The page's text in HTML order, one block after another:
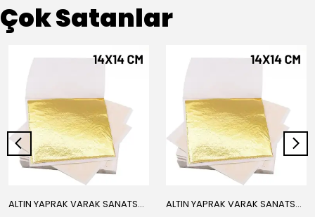
Çok Satanlar
ALTIN YAPRAK VARAK SANATSAL BÜYÜK BOY FOLYO EPOKSİ REÇİNE NAİL ART 16 ADET 14X14 CM ALTIN RENK ALTIN YAPRAK VARAK SANATSAL BÜYÜK BOY FOLYO EPOKSİ REÇİNE NAİL ART 8 ADET ALTIN RENK 14X14 CM